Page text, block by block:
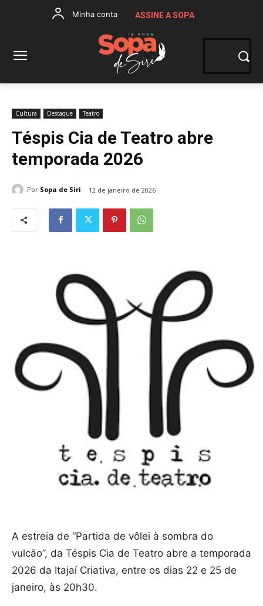
Minha conta ASSINE A SOPA
Cultura Destaque Teatro
Téspis Cia de Teatro abre
temporada 2026
Por Sopa de Siri 12 de janeiro de 2026
A estreia de “Partida de vôlei à sombra do
vulcão”, da Téspis Cia de Teatro abre a temporada
2026 da Itajaí Criativa, entre os dias 22 e 25 de
janeiro, às 20h30.